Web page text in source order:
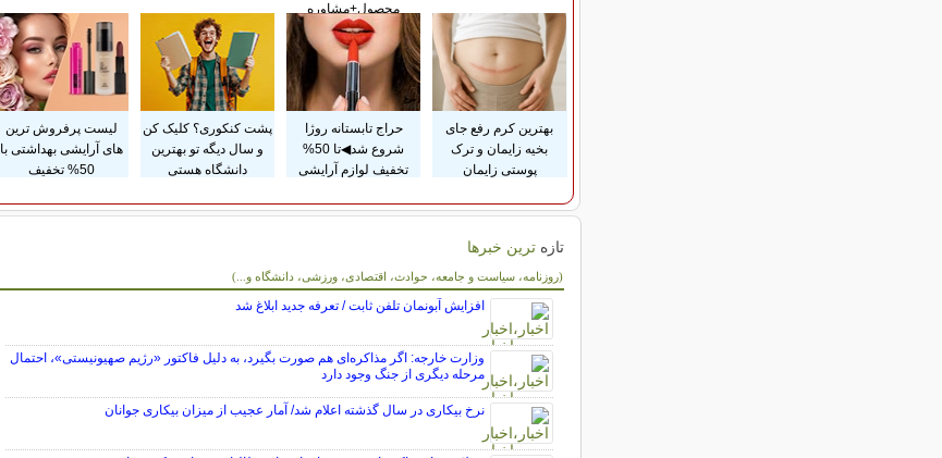
محصول+مشاوره
بهترین کرم رفع جای
بخیه زایمان و ترک
پوستی زایمان
حراج تابستانه روژا
شروع شد◀تا 50%
تخفیف لوازم آرایشی
پشت کنکوری؟ کلیک کن
و سال دیگه تو بهترین
دانشگاه هستی
لیست پرفروش ترین
های آرایشی بهداشتی با
50% تخفیف
تازه ترین خبرها
(روزنامه، سیاست و جامعه، حوادث، اقتصادی، ورزشی، دانشگاه و...)
سایر خبرهای داغ
افزایش آبونمان تلفن ثابت / تعرفه جدید ابلاغ شد
وزارت خارجه: اگر مذاکره‌ای هم صورت بگیرد، به دلیل فاکتور «رژیم صهیونیستی»، احتمال
مرحله دیگری از جنگ وجود دارد
نرخ بیکاری در سال گذشته اعلام شد/ آمار عجیب از میزان بیکاری جوانان